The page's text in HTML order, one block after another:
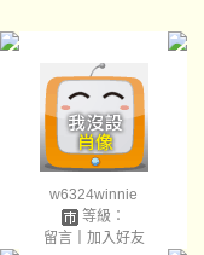
w6324winnie
等級：
留言｜ 加入好友